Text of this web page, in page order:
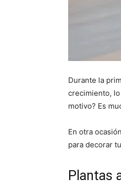
Durante la
crecimiento,
motivo? Es
En otra
para decorar
Plantas